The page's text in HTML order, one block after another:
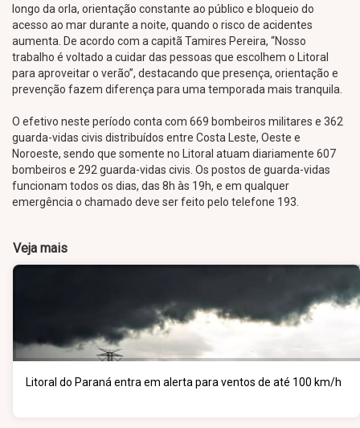
longo da orla, orientação constante ao público e bloqueio do
acesso ao mar durante a noite, quando o risco de acidentes
aumenta. De acordo com a capitã Tamires Pereira, “Nosso
trabalho é voltado a cuidar das pessoas que escolhem o Litoral
para aproveitar o verão”, destacando que presença, orientação e
prevenção fazem diferença para uma temporada mais tranquila.​
O efetivo neste período conta com 669 bombeiros militares e 362
guarda-vidas civis distribuídos entre Costa Leste, Oeste e
Noroeste, sendo que somente no Litoral atuam diariamente 607
bombeiros e 292 guarda-vidas civis. Os postos de guarda-vidas
funcionam todos os dias, das 8h às 19h, e em qualquer
emergência o chamado deve ser feito pelo telefone 193.​
Veja mais
Litoral do Paraná entra em alerta para ventos de até 100 km/h